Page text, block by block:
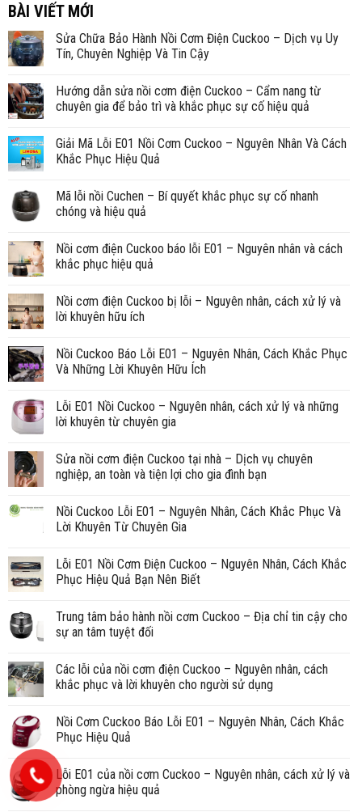
BÀI VIẾT MỚI
Sửa Chữa Bảo Hành Nồi Cơm Điện Cuckoo – Dịch vụ Uy
Tín, Chuyên Nghiệp Và Tin Cậy
Hướng dẫn sửa nồi cơm điện Cuckoo – Cẩm nang từ
chuyên gia để bảo trì và khắc phục sự cố hiệu quả
Giải Mã Lỗi E01 Nồi Cơm Cuckoo – Nguyên Nhân Và Cách
Khắc Phục Hiệu Quả
Mã lỗi nồi Cuchen – Bí quyết khắc phục sự cố nhanh
chóng và hiệu quả
Nồi cơm điện Cuckoo báo lỗi E01 – Nguyên nhân và cách
khắc phục hiệu quả
Nồi cơm điện Cuckoo bị lỗi – Nguyên nhân, cách xử lý và
lời khuyên hữu ích
Nồi Cuckoo Báo Lỗi E01 – Nguyên Nhân, Cách Khắc Phục
Và Những Lời Khuyên Hữu Ích
Lỗi E01 Nồi Cuckoo – Nguyên nhân, cách xử lý và những
lời khuyên từ chuyên gia
Sửa nồi cơm điện Cuckoo tại nhà – Dịch vụ chuyên
nghiệp, an toàn và tiện lợi cho gia đình bạn
Nồi Cuckoo Lỗi E01 – Nguyên Nhân, Cách Khắc Phục Và
Lời Khuyên Từ Chuyên Gia
Lỗi E01 Nồi Cơm Điện Cuckoo – Nguyên Nhân, Cách Khắc
Phục Hiệu Quả Bạn Nên Biết
Trung tâm bảo hành nồi cơm Cuckoo – Địa chỉ tin cậy cho
sự an tâm tuyệt đối
Các lỗi của nồi cơm điện Cuckoo – Nguyên nhân, cách
khắc phục và lời khuyên cho người sử dụng
Nồi Cơm Cuckoo Báo Lỗi E01 – Nguyên Nhân, Cách Khắc
Phục Hiệu Quả
Lỗi E01 của nồi cơm Cuckoo – Nguyên nhân, cách xử lý và
phòng ngừa hiệu quả